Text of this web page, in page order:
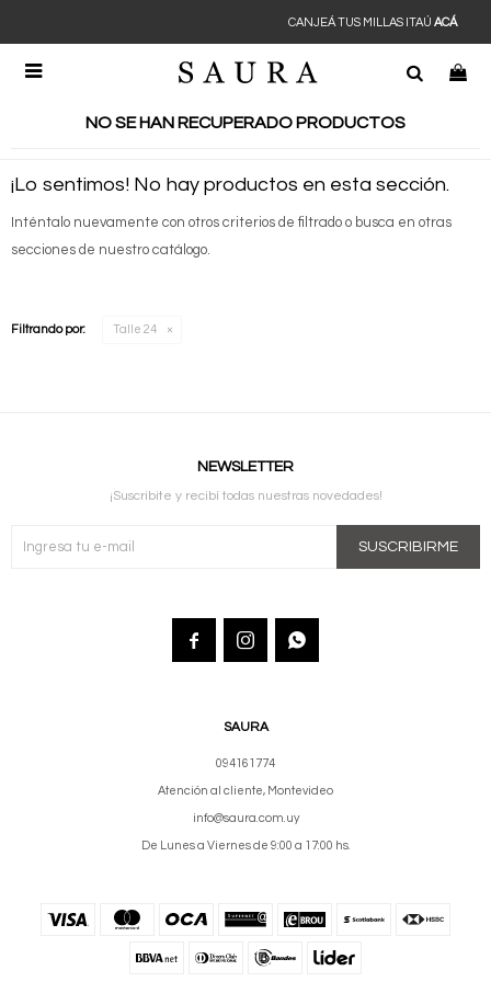

CANJEÁ TUS MILLAS ITAÚACÁ
NO SE HAN RECUPERADO PRODUCTOS
¡Lo sentimos! No hay productos en esta sección.
Inténtalo nuevamente con otros criterios de filtrado o busca en otras
secciones de nuestro catálogo.
Filtrando por: Talle 24
SAURA
094161774
Atención al cliente, Montevideo
info@saura.com.uy
De Lunes a Viernes de 9:00 a 17:00 hs.
NEWSLETTER
¡Suscribite y recibí todas nuestras novedades!
SUSCRIBIRME
  